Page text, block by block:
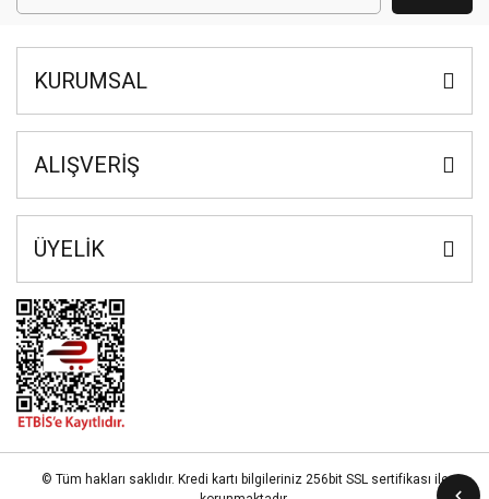
KURUMSAL
ALIŞVERİŞ
ÜYELİK
© Tüm hakları saklıdır. Kredi kartı bilgileriniz 256bit SSL sertifikası ile